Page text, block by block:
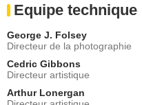
Equipe technique
George J. Folsey
Directeur de la photographie
Cedric Gibbons
Directeur artistique
Arthur Lonergan